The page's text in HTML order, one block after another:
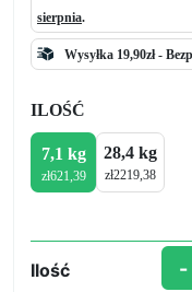
sierpnia.
Wysyłka 19,90zł -
ILOŚĆ
7,1 kg
zł621,39
28,4 kg
zł2219,38
Ilość
ilość
-